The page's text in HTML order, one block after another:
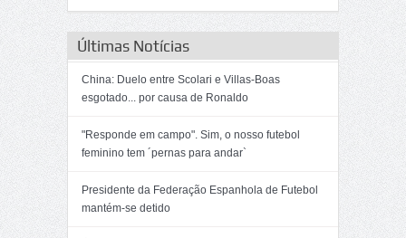
Últimas Notícias
China: Duelo entre Scolari e Villas-Boas
esgotado... por causa de Ronaldo
"Responde em campo". Sim, o nosso futebol
feminino tem ´pernas para andar`
Presidente da Federação Espanhola de Futebol
mantém-se detido